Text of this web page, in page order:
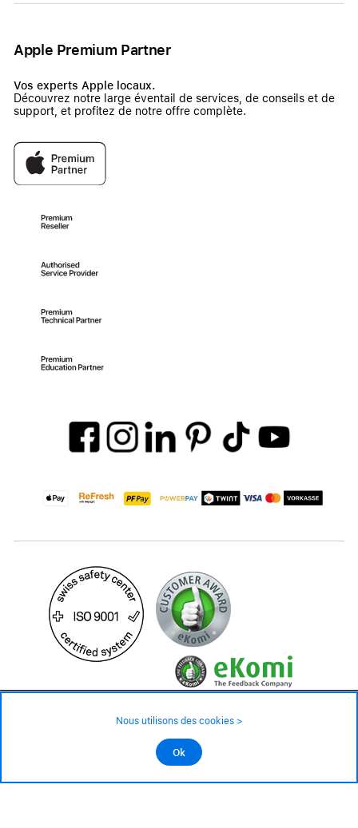
Apple Premium Partner
Vos experts Apple locaux.
Découvrez notre large éventail de services, de conseils et de
support, et profitez de notre offre complète.
©2026 Tous droits réservés
Ajouter au panier
Nous utilisons des cookies >
Ok